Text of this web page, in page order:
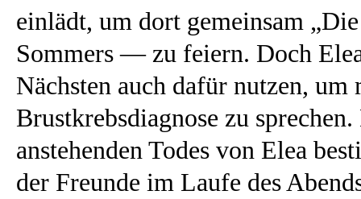
einlädt, um dort gemeinsam
Sommers — zu feiern. Doch
Nächsten auch dafür nutzen,
Brustkrebsdiagnose zu
anstehenden Todes von Elea
der Freunde im Laufe des